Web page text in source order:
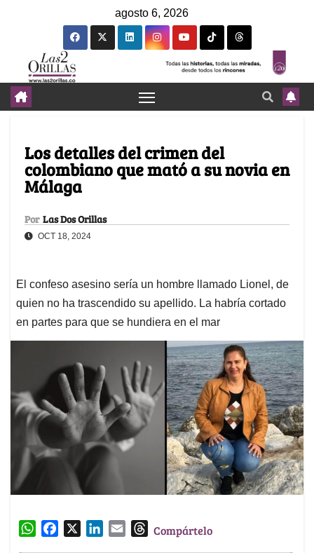
agosto 6, 2026
Los detalles del crimen del
colombiano que mató a su novia en
Málaga
Por Las Dos Orillas
OCT 18, 2024
El confeso asesino sería un hombre llamado Lionel, de
quien no ha trascendido su apellido. La habría cortado
en partes para que se hundiera en el mar
W
TCompártelo